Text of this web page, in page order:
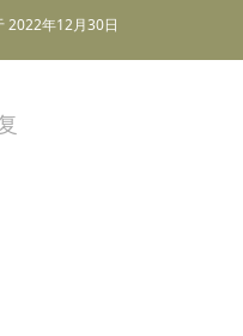
2022年12月30日